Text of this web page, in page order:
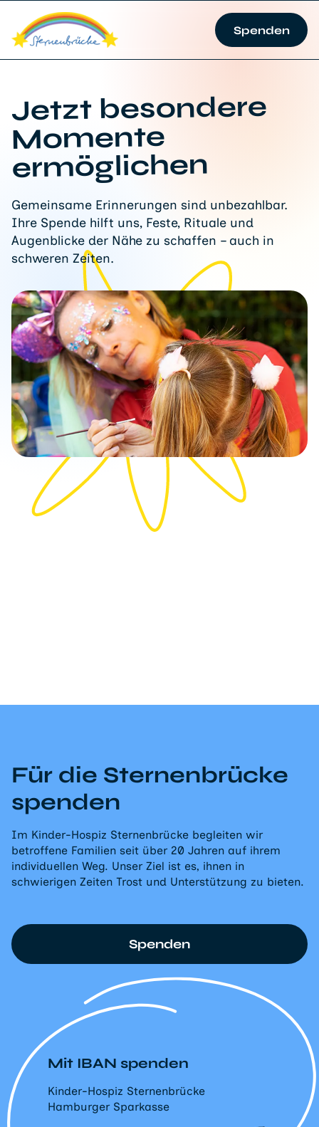
Spenden
Jetzt besondere
Momente
ermöglichen
Gemeinsame Erinnerungen sind unbezahlbar.
Ihre Spende hilft uns, Feste, Rituale und
Augenblicke der Nähe zu schaffen – auch in
schweren Zeiten.
Für die Sternenbrücke
spenden
Im Kinder-Hospiz Sternenbrücke begleiten wir
betroffene Familien seit über 20 Jahren auf ihrem
individuellen Weg. Unser Ziel ist es, ihnen in
schwierigen Zeiten Trost und Unterstützung zu bieten.
Mit IBAN spenden
Kinder-Hospiz Sternenbrücke
Hamburger Sparkasse
Spenden